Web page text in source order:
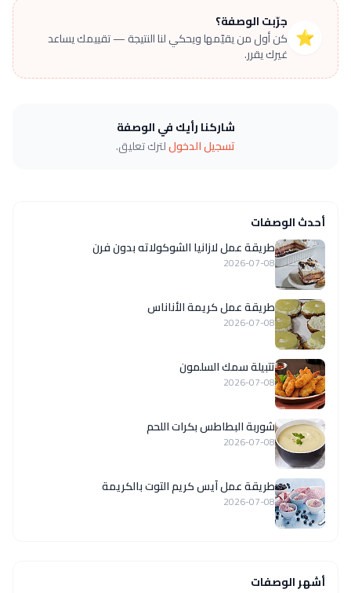
⭐
جرّبت الوصفة؟
كن أول من يقيّمها ويحكي لنا النتيجة — تقييمك يساعد
غيرك يقرر.
شاركنا رأيك في الوصفة
تسجيل الدخوللترك تعليق.
أحدث الوصفات
طريقة عمل لازانيا الشوكولاته بدون فرن
2026-07-08
طريقة عمل كريمة الأناناس
2026-07-08
تتبيلة سمك السلمون
2026-07-08
شوربة البطاطس بكرات اللحم
2026-07-08
طريقة عمل آيس كريم التوت بالكريمة
2026-07-08
أشهر الوصفات